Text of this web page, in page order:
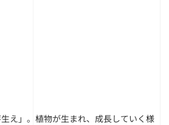
え」。植物が生まれ、成長していく様